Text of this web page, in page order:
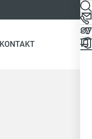
KONTAKT